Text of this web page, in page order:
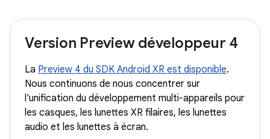
Version Preview développeur 4
La Preview 4 du SDK Android XR est disponible.
Nous continuons de nous concentrer sur
l'unification du développement multi-appareils pour
les casques, les lunettes XR filaires, les lunettes
audio et les lunettes à écran.